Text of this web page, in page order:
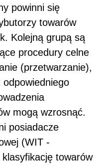
powinni się
towarów
Kolejną grupą są
procedury celne
(przetwarzanie),
odpowiedniego
mogą wzrosnąć.
posiadacze
(WIT -
towarów